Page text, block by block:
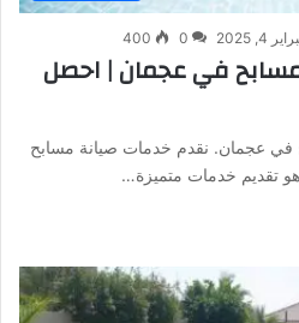
4, 2025
0
400
في عجمان | احصل
في عجمان. نقدم خدمات صيانة مسابح
هو تقديم خدمات متميزة…